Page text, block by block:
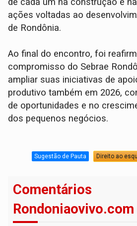
ações voltadas ao
de Rondônia.
Ao final do encontro, foi
compromisso do Sebrae
ampliar suas iniciativas de
produtivo também em 2026,
de oportunidades e no
dos pequenos negócios.
Sugestão de Pauta Direito ao
Comentários